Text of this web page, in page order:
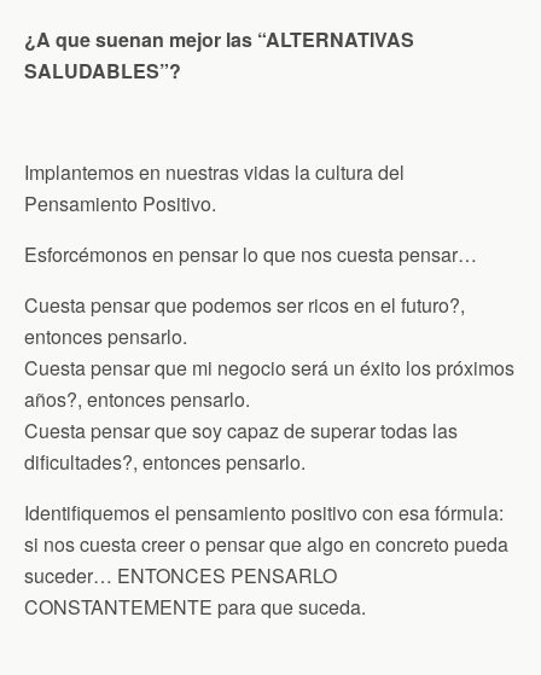
¿A que suenan mejor las “ALTERNATIVAS
SALUDABLES”?
Implantemos en nuestras vidas la cultura del
Pensamiento Positivo.
Esforcémonos en pensar lo que nos cuesta pensar…
Cuesta pensar que podemos ser ricos en el futuro?,
entonces pensarlo.
Cuesta pensar que mi negocio será un éxito los próximos
años?, entonces pensarlo.
Cuesta pensar que soy capaz de superar todas las
dificultades?, entonces pensarlo.
Identifiquemos el pensamiento positivo con esa fórmula:
si nos cuesta creer o pensar que algo en concreto pueda
suceder… ENTONCES PENSARLO
CONSTANTEMENTE para que suceda.